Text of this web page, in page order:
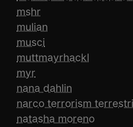
mshr
mulian
musci
muttmayrhackl
myr
nana dahlin
narco terrorism
natasha moreno